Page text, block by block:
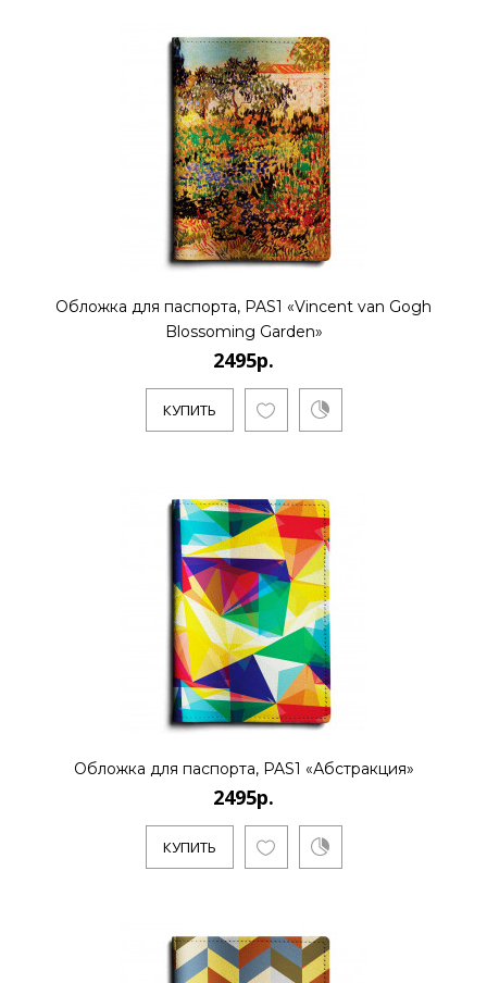
2495р.
..
КУПИТЬ
2495р.
2495р.
..
КУПИТЬ
2495р.
КУПИТЬ
Обложка для паспорта, PAS1 «Vincent van Gogh
Blossoming Garden»
2495р.
КУПИТЬ
Обложка для паспорта, PAS1 «Абстракция»
2495р.
КУПИТЬ